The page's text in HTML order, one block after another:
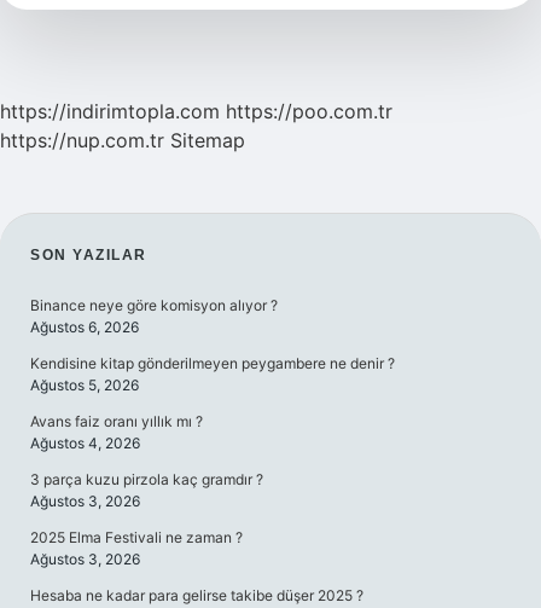
https://indirimtopla.com https://poo.com.tr
https://nup.com.tr Sitemap
SIDEBAR
SON YAZILAR
Binance neye göre komisyon alıyor ?
Ağustos 6, 2026
Kendisine kitap gönderilmeyen peygambere ne denir ?
Ağustos 5, 2026
Avans faiz oranı yıllık mı ?
Ağustos 4, 2026
3 parça kuzu pirzola kaç gramdır ?
Ağustos 3, 2026
2025 Elma Festivali ne zaman ?
Ağustos 3, 2026
Hesaba ne kadar para gelirse takibe düşer 2025 ?